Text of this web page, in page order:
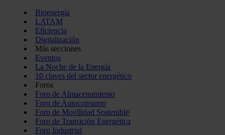
Bioenergía
LATAM
Eficiencia
Digitalización
Más secciones
Eventos
La Noche de la Energía
10 claves del sector energético
Foros
Foro de Almacenamiento
Foro de Autoconsumo
Foro de Movilidad Sostenible
Foro de Transición Energética
Foro Industrial